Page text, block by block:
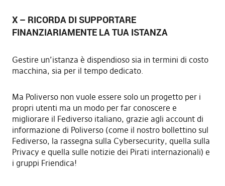
X – RICORDA DI SUPPORTARE
FINANZIARIAMENTE LA TUA ISTANZA
Gestire un’istanza è dispendioso sia in termini di costo
macchina, sia per il tempo dedicato.
Ma Poliverso non vuole essere solo un progetto per i
propri utenti ma un modo per far conoscere e
migliorare il Fediverso italiano, grazie agli account di
informazione di Poliverso (come il nostro bollettino sul
Fediverso, la rassegna sulla Cybersecurity, quella sulla
Privacy e quella sulle notizie dei Pirati internazionali) e
i gruppi Friendica!